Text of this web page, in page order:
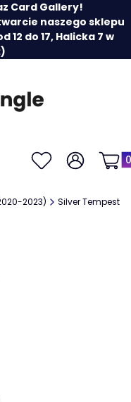
Card Gallery!
naszego sklepu
do 17, Halicka 7 w
UlubioneZaloguj się
2023) Silver Tempest